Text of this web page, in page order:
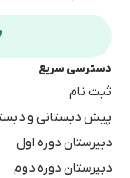
دسترسی سریع
ثبت نام
پیش دبستانی و
دبیرستان دوره اول
دبیرستان دوره دوم